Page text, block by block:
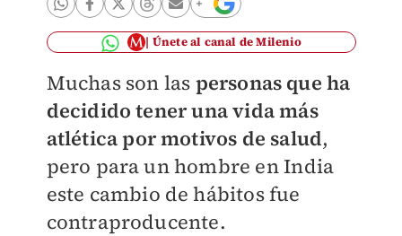
Únete al canal de Milenio
Muchas son las personas que ha
decidido tener una vida más
atlética por motivos de salud,
pero para un hombre en India
este cambio de hábitos fue
contraproducente.